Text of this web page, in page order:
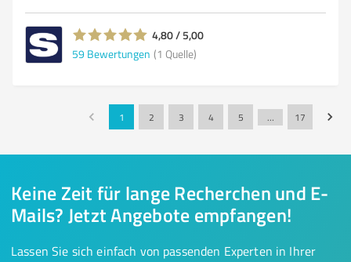
4,80 / 5,00
59 Bewertungen (1 Quelle)
1 2 3 4 5 … 17
Keine Zeit für lange Recherchen und E-
Mails? Jetzt Angebote empfangen!
Lassen Sie sich einfach von passenden Experten in Ihrer